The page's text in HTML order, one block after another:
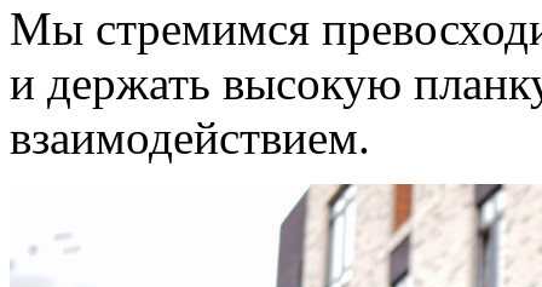
Мы стремимся
и держать высокую
взаимодействием.